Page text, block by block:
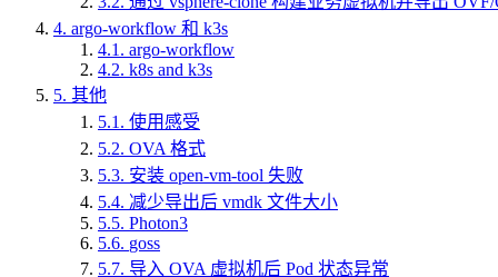
4. argo-workflow 和 k3s
4.1. argo-workflow
4.2. k8s and k3s
5. 其他
5.1. 使用感受
5.2. OVA 格式
5.3. 安装 open-vm-tool 失败
5.4. 减少导出后 vmdk 文件大小
5.5. Photon3
5.6. goss
5.7. 导入 OVA 虚拟机后 Pod 状态异常